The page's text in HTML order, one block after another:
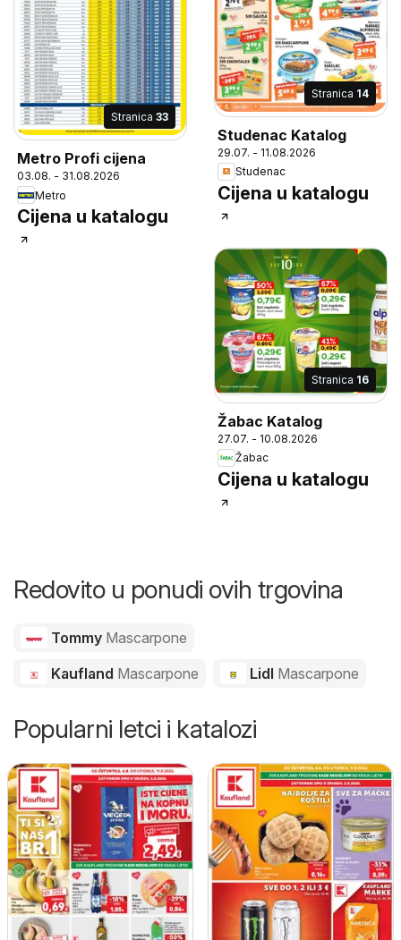
Stranica 33
Metro Profi cijena
03.08. - 31.08.2026
Metro
Cijena u katalogu
Stranica 14
Studenac Katalog
29.07. - 11.08.2026
Studenac
Cijena u katalogu
Stranica 16
Žabac Katalog
27.07. - 10.08.2026
Žabac
Cijena u katalogu
Redovito u ponudi ovih trgovina
Tommy Mascarpone
Kaufland Mascarpone Lidl Mascarpone
Popularni letci i katalozi